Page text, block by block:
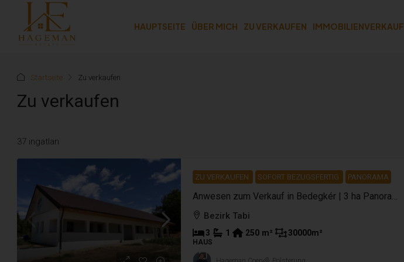
HAUPTSEITE ÜBER MICH ZU VERKAUFEN IMMOBILIENVERKAUF
Startseite Zu verkaufen
Zu verkaufen
37 ingatlan
ZU VERKAUFEN SOFORT BEZUGSFERTIG PANORAMA
Anwesen zum Verkauf in Bedegkér | 3 ha Panoramagrundstück
Bezirk Tabi
3 1 250 m² 30000m²
HAUS